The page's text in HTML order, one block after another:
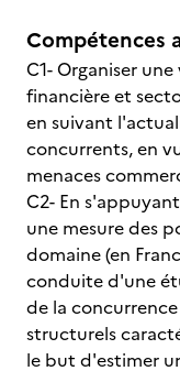
Compétences
C1- Organiser
financière et
en suivant
concurrents, en
menaces
C2- En
une mesure des
domaine (en
conduite d'une
de la
structurels
le but d'estimer